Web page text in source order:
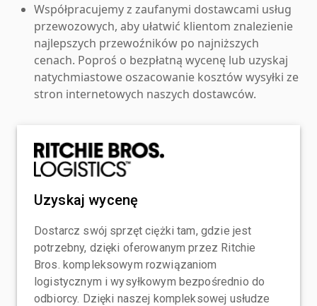
Współpracujemy z zaufanymi dostawcami usług
przewozowych, aby ułatwić klientom znalezienie
najlepszych przewoźników po najniższych
cenach. Poproś o bezpłatną wycenę lub uzyskaj
natychmiastowe oszacowanie kosztów wysyłki ze
stron internetowych naszych dostawców.
Uzyskaj wycenę
Dostarcz swój sprzęt ciężki tam, gdzie jest
potrzebny, dzięki oferowanym przez Ritchie
Bros. kompleksowym rozwiązaniom
logistycznym i wysyłkowym bezpośrednio do
odbiorcy. Dzięki naszej kompleksowej usłudze